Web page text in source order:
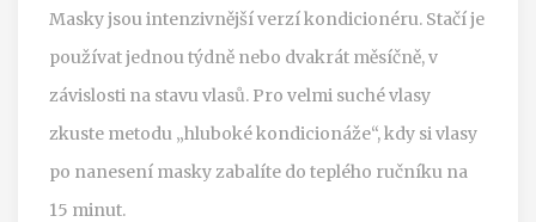
Masky jsou intenzivnější verzí kondicionéru. Stačí je
používat jednou týdně nebo dvakrát měsíčně, v
závislosti na stavu vlasů. Pro velmi suché vlasy
zkuste metodu „hluboké kondicionáže“, kdy si vlasy
po nanesení masky zabalíte do teplého ručníku na
15 minut.